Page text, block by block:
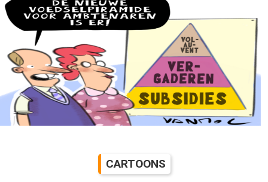
CARTOONS